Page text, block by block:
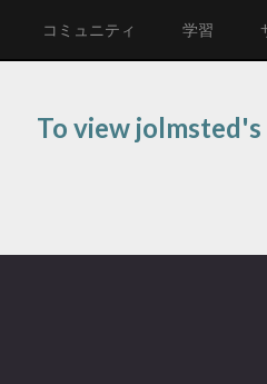
コミュニティ 学習
To view